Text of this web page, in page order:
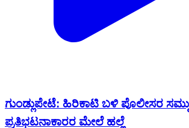
ಗುಂಡ್ಲುಪೇಟೆ: ಹಿರಿಕಾಟಿ ಬಳಿ ಪೊಲೀಸರ
ಪ್ರತಿಭಟನಾಕಾರರ ಮೇಲೆ ಹಲ್ಲೆ